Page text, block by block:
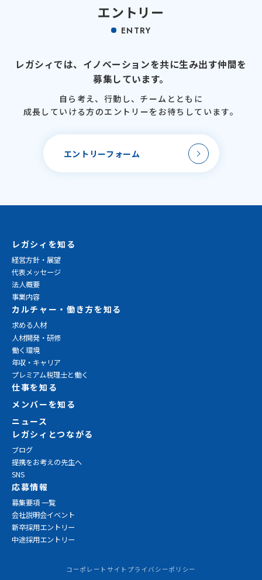
エントリー
ENTRY
レガシィでは、 イノベーションを共に生み出す仲間を
募集しています。
自ら考え、行動し、 チームとともに
成長していける方のエントリーを お待ちしています。
エントリーフォーム
レガシィを知る
経営方針・展望
代表メッセージ
法人概要
事業内容
カルチャー・働き方を知る
求める人材
人材開発・研修
働く環境
年収・キャリア
プレミアム税理士と働く
仕事を知る
メンバーを知る
ニュース
レガシィとつながる
ブログ
提携をお考えの先生へ
SNS
応募情報
募集要項 一覧
会社説明会イベント
新卒採用エントリー
中途採用エントリー
コーポレートサイト プライバシーポリシー